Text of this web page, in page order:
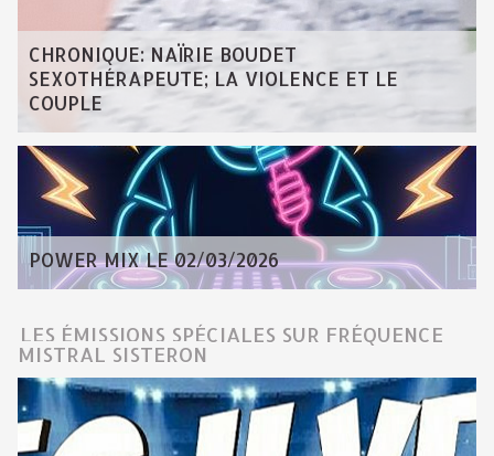
CHRONIQUE: NAÏRIE BOUDET
SEXOTHÉRAPEUTE; LA VIOLENCE ET LE
COUPLE
POWER MIX LE 02/03/2026
LES ÉMISSIONS SPÉCIALES SUR FRÉQUENCE
MISTRAL SISTERON